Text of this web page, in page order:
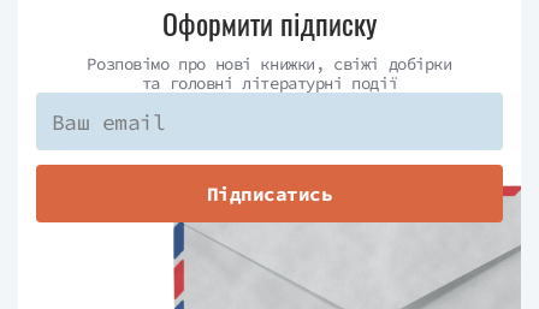
Оформити підписку
Розповімо про нові книжки, свіжі добірки
та головні літературні події
Підписатись